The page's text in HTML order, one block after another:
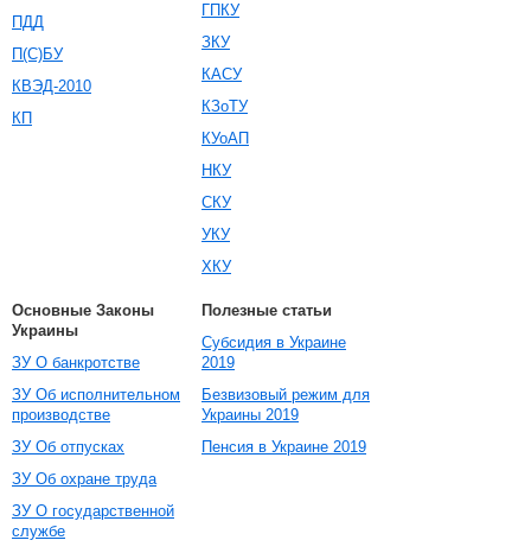
ПДД
П(С)БУ
КВЭД-2010
КП
ГПКУ
ЗКУ
КАСУ
КЗоТУ
КУоАП
НКУ
СКУ
УКУ
ХКУ
Основные Законы
Украины
ЗУ О банкротстве
ЗУ Об исполнительном
производстве
ЗУ Об отпусках
ЗУ Об охране труда
ЗУ О государственной
службе
Полезные статьи
Субсидия в Украине
2019
Безвизовый режим для
Украины 2019
Пенсия в Украине 2019